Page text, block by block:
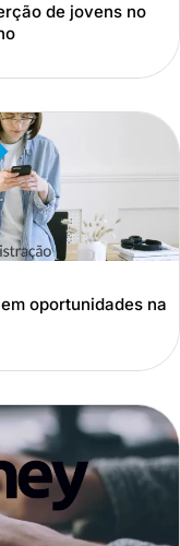
de jovens no
oportunidades na